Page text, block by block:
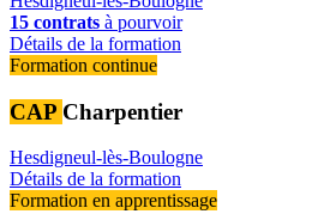
15 contrats à pourvoir
Détails de la formation
Formation continue
CAP Charpentier
Hesdigneul-lès-Boulogne
Détails de la formation
Formation en apprentissage